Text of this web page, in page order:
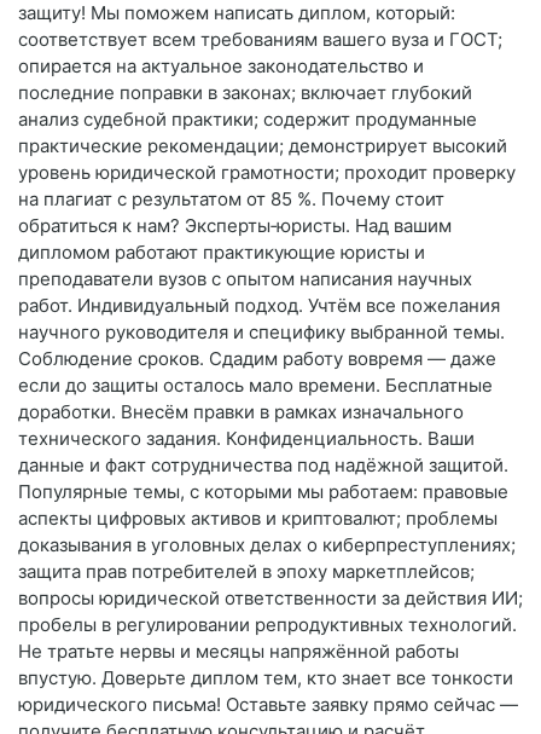
защиту! Мы поможем написать диплом, который:
соответствует всем требованиям вашего вуза и ГОСТ;
опирается на актуальное законодательство и
последние поправки в законах; включает глубокий
анализ судебной практики; содержит продуманные
практические рекомендации; демонстрирует высокий
уровень юридической грамотности; проходит проверку
на плагиат с результатом от 85 %. Почему стоит
обратиться к нам? Эксперты‑юристы. Над вашим
дипломом работают практикующие юристы и
преподаватели вузов с опытом написания научных
работ. Индивидуальный подход. Учтём все пожелания
научного руководителя и специфику выбранной темы.
Соблюдение сроков. Сдадим работу вовремя — даже
если до защиты осталось мало времени. Бесплатные
доработки. Внесём правки в рамках изначального
технического задания. Конфиденциальность. Ваши
данные и факт сотрудничества под надёжной защитой.
Популярные темы, с которыми мы работаем: правовые
аспекты цифровых активов и криптовалют; проблемы
доказывания в уголовных делах о киберпреступлениях;
защита прав потребителей в эпоху маркетплейсов;
вопросы юридической ответственности за действия ИИ;
пробелы в регулировании репродуктивных технологий.
Не тратьте нервы и месяцы напряжённой работы
впустую. Доверьте диплом тем, кто знает все тонкости
юридического письма! Оставьте заявку прямо сейчас —